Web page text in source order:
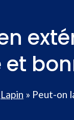
et
Lapin » Peut-on